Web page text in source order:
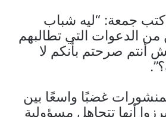
جمعة: “ليه شباب
الدعوات التي تطالبهم
أنتم صرحتم بأنكم لا
غضبًا واسعًا بين
أنها تتجاهل مسؤولية